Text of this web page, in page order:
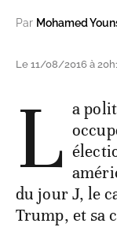
Par Mohamed
Le 11/08/2016 à
L a
du jour J, le
Trump, et sa